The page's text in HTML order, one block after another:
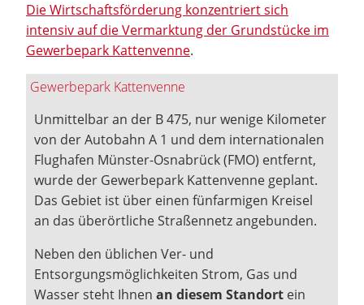
Die Wirtschaftsförderung konzentriert sich
intensiv auf die Vermarktung der Grundstücke im
Gewerbepark Kattenvenne.
Gewerbepark Kattenvenne
Unmittelbar an der B 475, nur wenige Kilometer
von der Autobahn A 1 und dem internationalen
Flughafen Münster-Osnabrück (FMO) entfernt,
wurde der Gewerbepark Kattenvenne geplant.
Das Gebiet ist über einen fünfarmigen Kreisel
an das überörtliche Straßennetz angebunden.
Neben den üblichen Ver- und
Entsorgungsmöglichkeiten Strom, Gas und
Wasser steht Ihnen an diesem Standortein